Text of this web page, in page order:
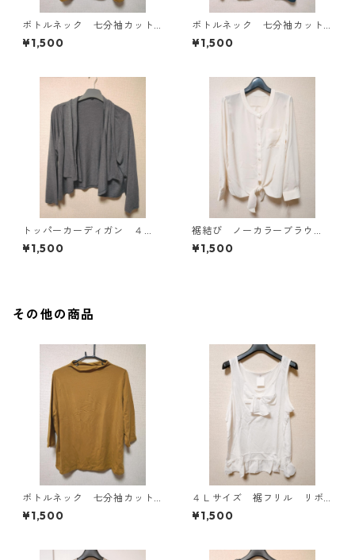
ボトルネック 七分袖カット
ソー ４Ｌ マスタード KA
E-4816
¥1,500
ボトルネック 七分袖カット
ソー ４Ｌ ティールグリー
ン KAE-4815
¥1,500
トッパーカーディガン ４
Ｌ グレー KAE-4814
¥1,500
裾結び ノーカラーブラウ
ス ３Ｌ アイボリー KAE-
4813
¥1,500
その他の商品
ボトルネック 七分袖カット
ソー ４Ｌ マスタード KA
E-4816
¥1,500
４Ｌサイズ 裾フリル リボ
ン付きタンクトップ オフホ
ワイト KAE-4780
¥1,500